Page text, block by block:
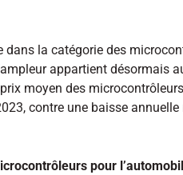
dans la catégorie des
appartient désormais
moyen des
contre une baisse
pour